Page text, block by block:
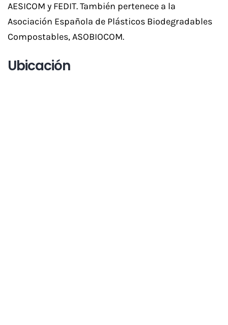
AESICOM y FEDIT. También pertenece a la
Asociación Española de Plásticos Biodegradables
Compostables, ASOBIOCOM.
Ubicación